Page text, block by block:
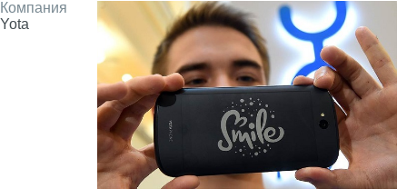
Компания
Yota